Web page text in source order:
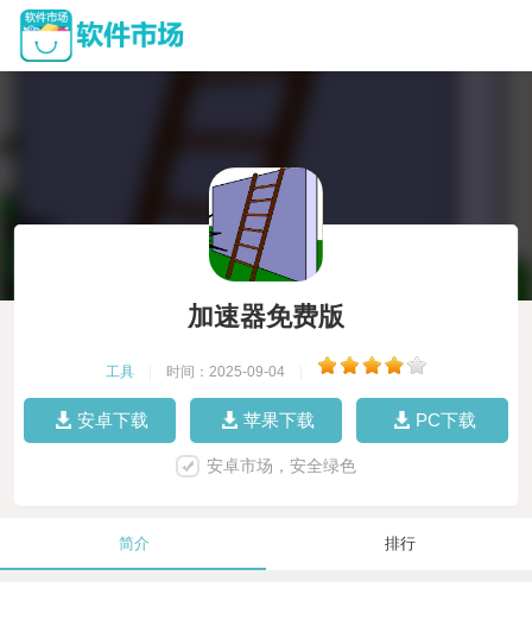
加速器免费版
工具 时间：2025-09-04
安卓下载 苹果下载 PC下载
安卓市场，安全绿色
简介 排行